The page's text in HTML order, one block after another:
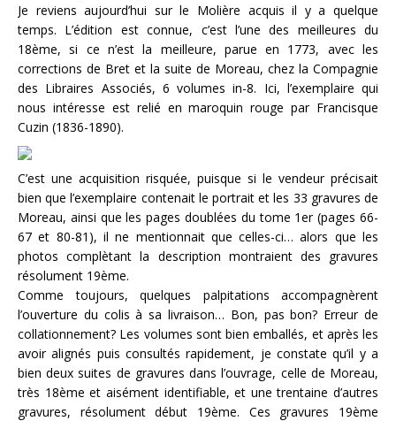
Je reviens aujourd’hui sur le Molière acquis il y a quelque
temps. L’édition est connue, c’est l’une des meilleures du
18ème, si ce n’est la meilleure, parue en 1773, avec les
corrections de Bret et la suite de Moreau, chez la Compagnie
des Libraires Associés, 6 volumes in-8. Ici, l’exemplaire qui
nous intéresse est relié en maroquin rouge par Francisque
Cuzin (1836-1890).
C’est une acquisition risquée, puisque si le vendeur précisait
bien que l’exemplaire contenait le portrait et les 33 gravures de
Moreau, ainsi que les pages doublées du tome 1er (pages 66-
67 et 80-81), il ne mentionnait que celles-ci… alors que les
photos complètant la description montraient des gravures
résolument 19ème.
Comme toujours, quelques palpitations accompagnèrent
l’ouverture du colis à sa livraison… Bon, pas bon? Erreur de
collationnement? Les volumes sont bien emballés, et après les
avoir alignés puis consultés rapidement, je constate qu’il y a
bien deux suites de gravures dans l’ouvrage, celle de Moreau,
très 18ème et aisément identifiable, et une trentaine d’autres
gravures, résolument début 19ème. Ces gravures 19ème